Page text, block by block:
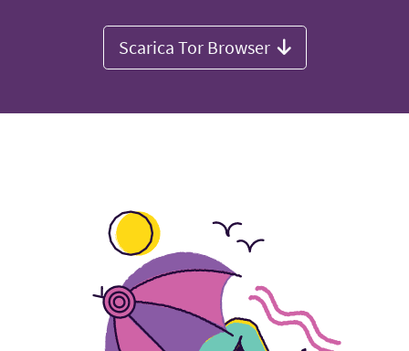
Scarica Tor Browser